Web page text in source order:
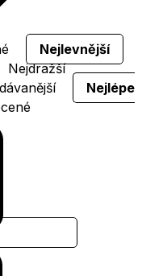
Nejlevnější
Nejdražší
Nejlépe